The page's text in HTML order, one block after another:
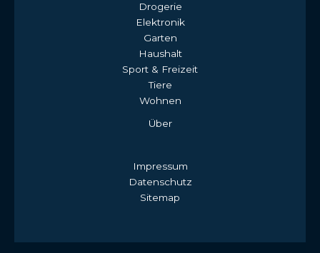
Drogerie
Elektronik
Garten
Haushalt
Sport & Freizeit
Tiere
Wohnen
Über
Impressum
Datenschutz
Sitemap